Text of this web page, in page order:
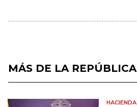
MÁS DE LA REPÚBLICA
HACIENDA